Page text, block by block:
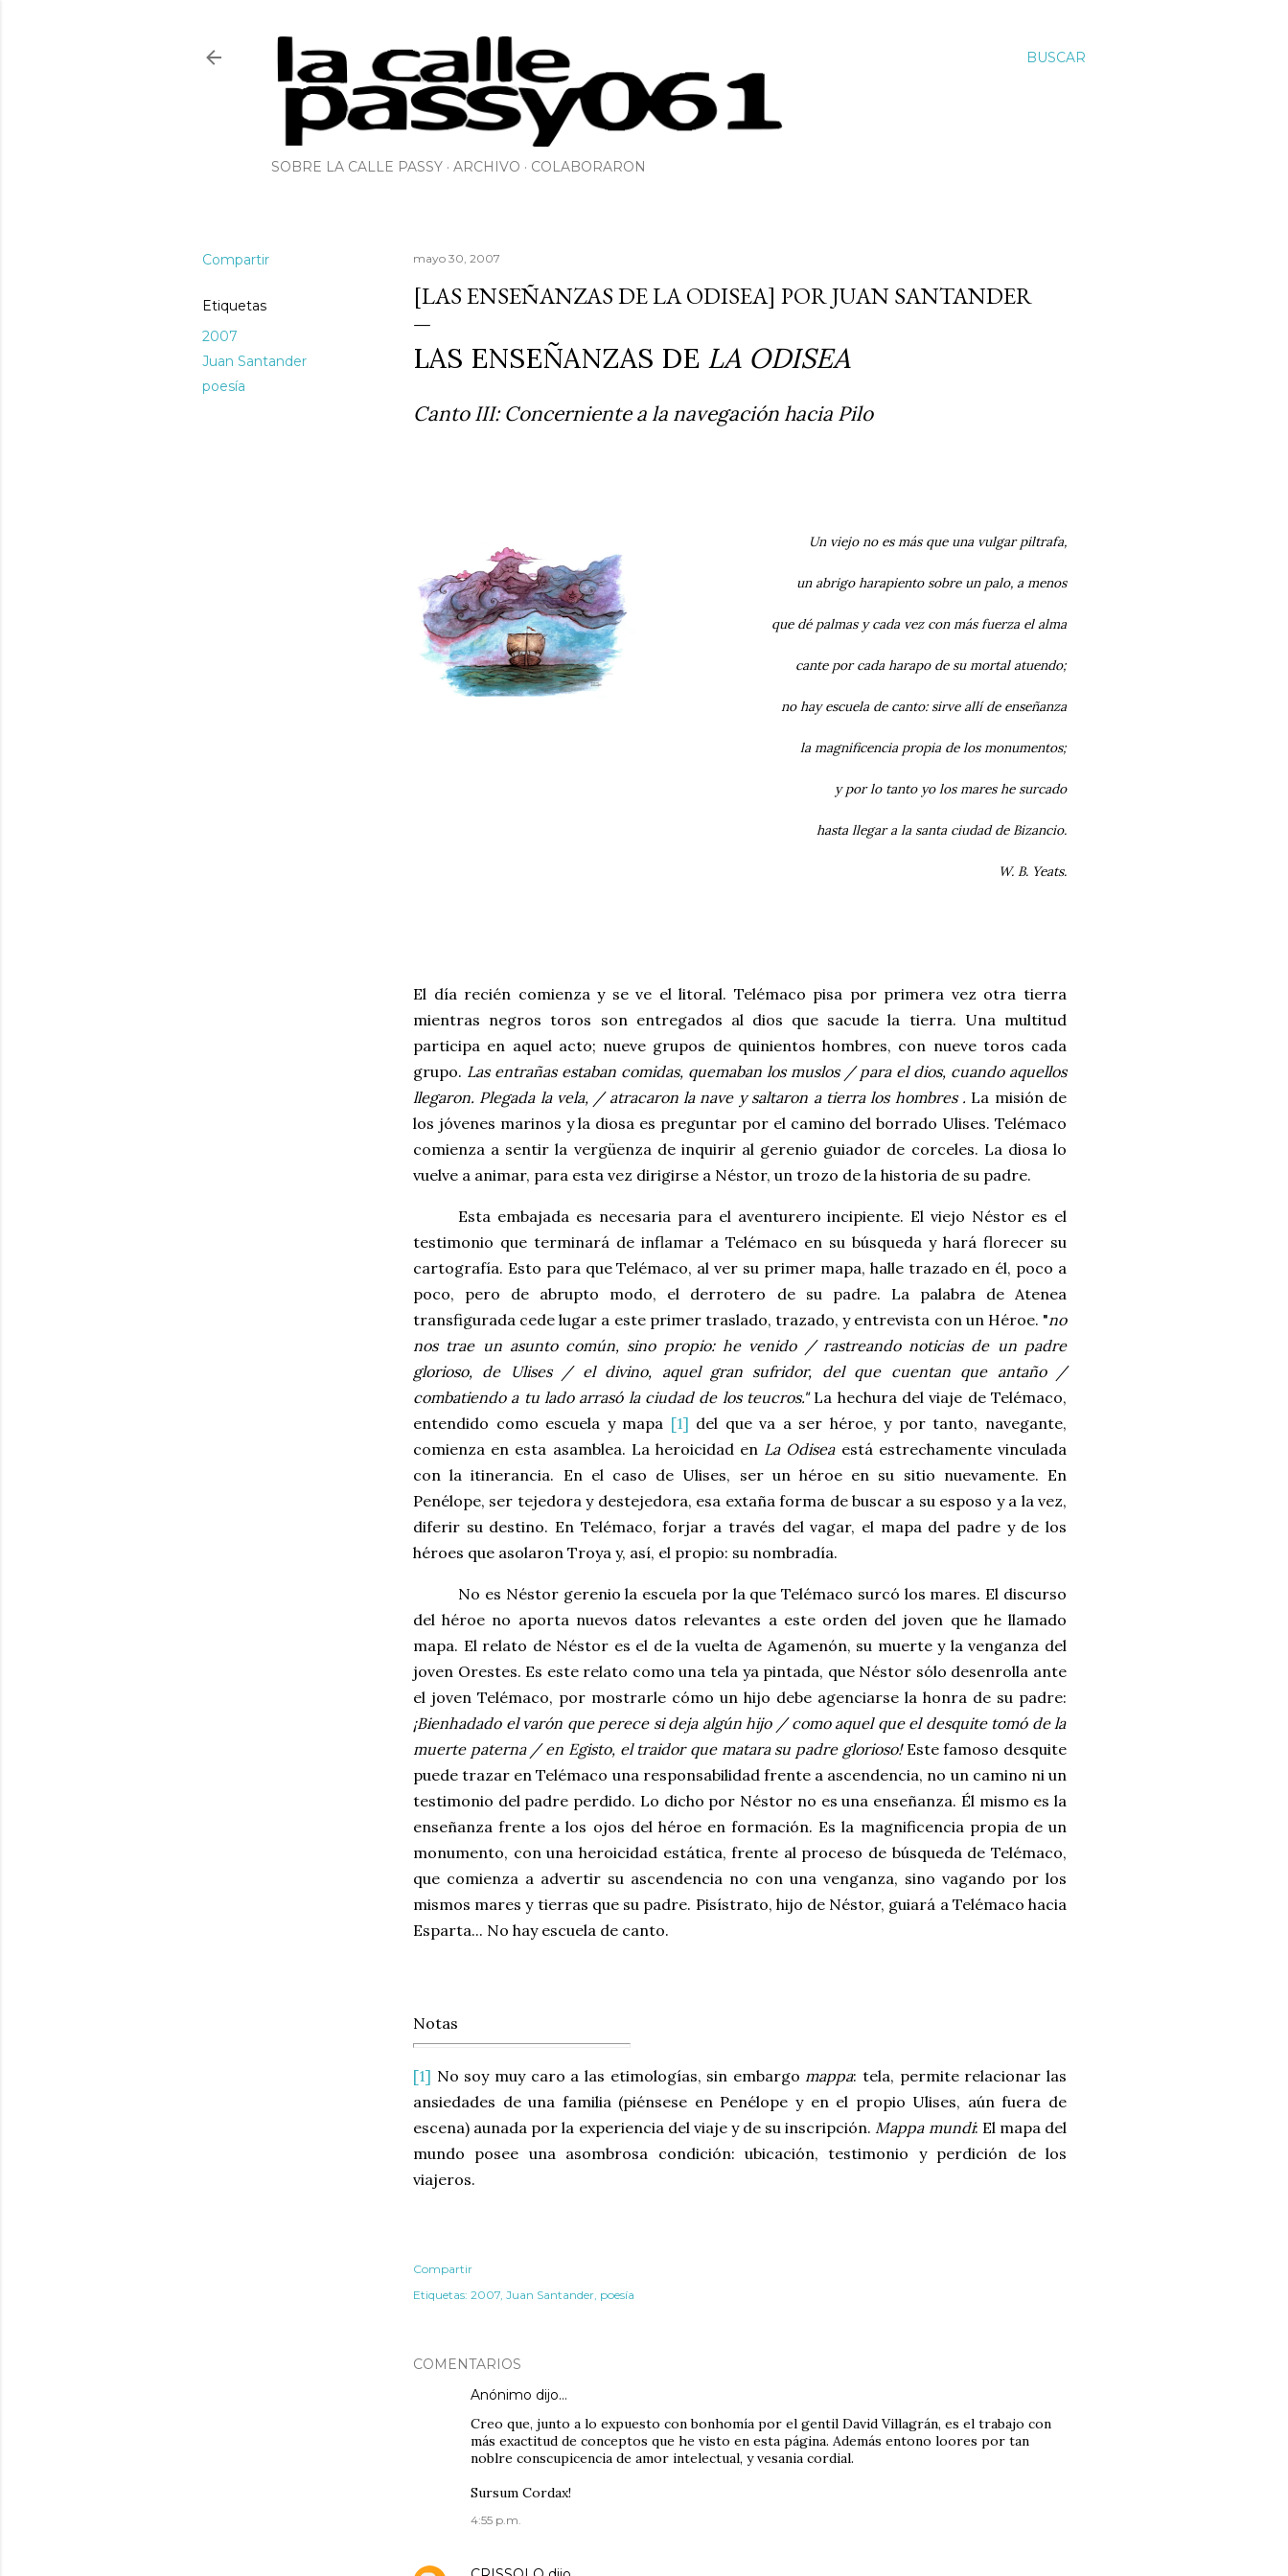
BUSCAR
SOBRE LA CALLE PASSY ARCHIVO COLABORARON
Compartir
Etiquetas
2007
Juan Santander
poesía
mayo 30, 2007
[LAS ENSEÑANZAS DE LA ODISEA] POR JUAN SANTANDER
LAS ENSEÑANZAS DE LA ODISEA
Canto III: Concerniente a la navegación hacia Pilo
Un viejo no es más que una vulgar piltrafa,
un abrigo harapiento sobre un palo, a menos
que dé palmas y cada vez con más fuerza el alma
cante por cada harapo de su mortal atuendo;
no hay escuela de canto: sirve allí de enseñanza
la magnificencia propia de los monumentos;
y por lo tanto yo los mares he surcado
hasta llegar a la santa ciudad de Bizancio.
W. B. Yeats.
El día recién comienza y se ve el litoral. Telémaco pisa por primera vez otra tierra
mientras negros toros son entregados al dios que sacude la tierra. Una multitud
participa en aquel acto; nueve grupos de quinientos hombres, con nueve toros cada
grupo. Las entrañas estaban comidas, quemaban los muslos / para el dios, cuando aquellos
llegaron. Plegada la vela, / atracaron la nave y saltaron a tierra los hombres . La misión de
los jóvenes marinos y la diosa es preguntar por el camino del borrado Ulises. Telémaco
comienza a sentir la vergüenza de inquirir al gerenio guiador de corceles. La diosa lo
vuelve a animar, para esta vez dirigirse a Néstor, un trozo de la historia de su padre.
Esta embajada es necesaria para el aventurero incipiente. El viejo Néstor es el
testimonio que terminará de inflamar a Telémaco en su búsqueda y hará florecer su
cartografía. Esto para que Telémaco, al ver su primer mapa, halle trazado en él, poco a
poco, pero de abrupto modo, el derrotero de su padre. La palabra de Atenea
transfigurada cede lugar a este primer traslado, trazado, y entrevista con un Héroe. "no
nos trae un asunto común, sino propio: he venido / rastreando noticias de un padre
glorioso, de Ulises / el divino, aquel gran sufridor, del que cuentan que antaño /
combatiendo a tu lado arrasó la ciudad de los teucros." La hechura del viaje de Telémaco,
entendido como escuela y mapa [1] del que va a ser héroe, y por tanto, navegante,
comienza en esta asamblea. La heroicidad en La Odiseaestá estrechamente vinculada
con la itinerancia. En el caso de Ulises, ser un héroe en su sitio nuevamente. En
Penélope, ser tejedora y destejedora, esa extaña forma de buscar a su esposo y a la vez,
diferir su destino. En Telémaco, forjar a través del vagar, el mapa del padre y de los
héroes que asolaron Troya y, así, el propio: su nombradía.
No es Néstor gerenio la escuela por la que Telémaco surcó los mares. El discurso
del héroe no aporta nuevos datos relevantes a este orden del joven que he llamado
mapa. El relato de Néstor es el de la vuelta de Agamenón, su muerte y la venganza del
joven Orestes. Es este relato como una tela ya pintada, que Néstor sólo desenrolla ante
el joven Telémaco, por mostrarle cómo un hijo debe agenciarse la honra de su padre:
¡Bienhadado el varón que perece si deja algún hijo / como aquel que el desquite tomó de la
muerte paterna / en Egisto, el traidor que matara su padre glorioso! Este famoso desquite
puede trazar en Telémaco una responsabilidad frente a ascendencia, no un camino ni un
testimonio del padre perdido. Lo dicho por Néstor no es una enseñanza. Él mismo es la
enseñanza frente a los ojos del héroe en formación. Es la magnificencia propia de un
monumento, con una heroicidad estática, frente al proceso de búsqueda de Telémaco,
que comienza a advertir su ascendencia no con una venganza, sino vagando por los
mismos mares y tierras que su padre. Pisístrato, hijo de Néstor, guiará a Telémaco hacia
Esparta... No hay escuela de canto.
Notas
[1] No soy muy caro a las etimologías, sin embargo mappa: tela, permite relacionar las
ansiedades de una familia (piénsese en Penélope y en el propio Ulises, aún fuera de
escena) aunada por la experiencia del viaje y de su inscripción. Mappa mundi: El mapa del
mundo posee una asombrosa condición: ubicación, testimonio y perdición de los
viajeros.
Compartir
Etiquetas: 2007 Juan Santander poesía
COMENTARIOS
Anónimo dijo…
Creo que, junto a lo expuesto con bonhomía por el gentil David Villagrán, es el trabajo con
más exactitud de conceptos que he visto en esta página. Además entono loores por tan
noblre conscupicencia de amor intelectual, y vesania cordial.
Sursum Cordax!
4:55 p.m.